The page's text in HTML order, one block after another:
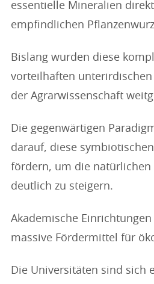
essentielle Mineralien
empfindlichen
Bislang wurden diese
vorteilhaften
der Agrarwissenschaft
Die gegenwärtigen
darauf, diese
fördern, um die natürlichen
deutlich zu steigern.
Akademische
massive Fördermittel für
Die Universitäten sind sich